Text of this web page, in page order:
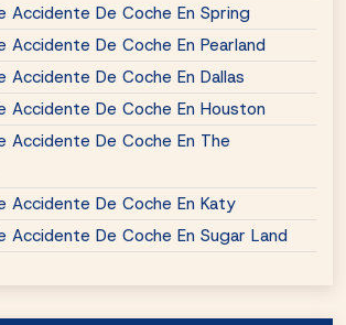
Accidente De Coche En Spring
Accidente De Coche En Pearland
Accidente De Coche En Dallas
Accidente De Coche En Houston
Accidente De Coche En The
Accidente De Coche En Katy
Accidente De Coche En Sugar Land